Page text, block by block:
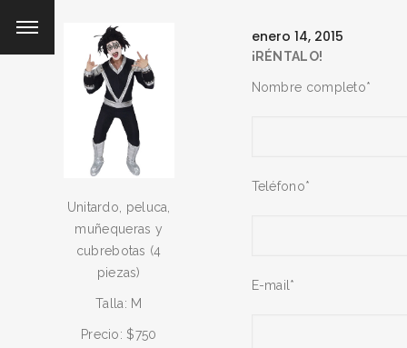
Unitardo, peluca,
muñequeras y
cubrebotas (4
piezas)
Talla: M
Precio: $750
enero 14, 2015
¡RÉNTALO!
Nombre completo*
Teléfono*
E-mail*